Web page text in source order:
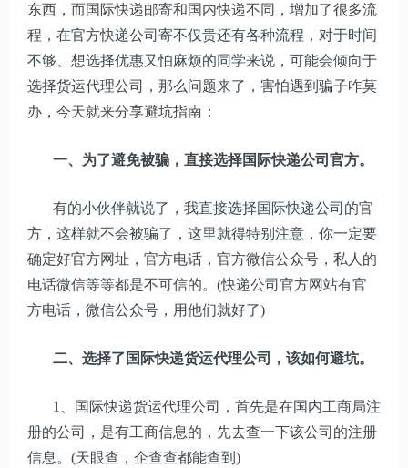
东西，而国际快递邮寄和国内快递不同，增加了很多流
程，在官方快递公司寄不仅贵还有各种流程，对于时间
不够、想选择优惠又怕麻烦的同学来说，可能会倾向于
选择货运代理公司，那么问题来了，害怕遇到骗子咋莫
办，今天就来分享避坑指南：
一、为了避免被骗，直接选择国际快递公司官方。
有的小伙伴就说了，我直接选择国际快递公司的官
方，这样就不会被骗了，这里就得特别注意，你一定要
确定好官方网址，官方电话，官方微信公众号，私人的
电话微信等等都是不可信的。(快递公司官方网站有官
方电话，微信公众号，用他们就好了)
二、选择了国际快递货运代理公司，该如何避坑。
1、国际快递货运代理公司，首先是在国内工商局注
册的公司，是有工商信息的，先去查一下该公司的注册
信息。(天眼查，企查查都能查到)